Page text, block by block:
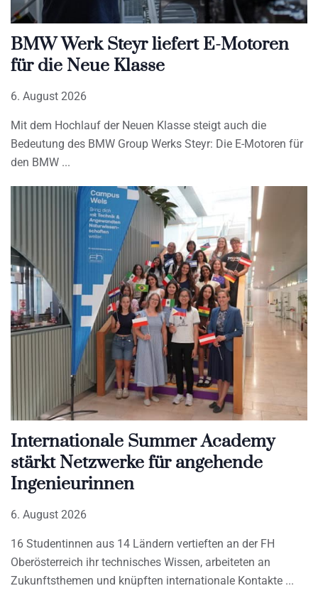
BMW Werk Steyr liefert E-Motoren
für die Neue Klasse
6. August 2026
Mit dem Hochlauf der Neuen Klasse steigt auch die
Bedeutung des BMW Group Werks Steyr: Die E-Motoren für
den BMW
Internationale Summer Academy
stärkt Netzwerke für angehende
Ingenieurinnen
6. August 2026
16 Studentinnen aus 14 Ländern vertieften an der FH
Oberösterreich ihr technisches Wissen, arbeiteten an
Zukunftsthemen und knüpften internationale Kontakte